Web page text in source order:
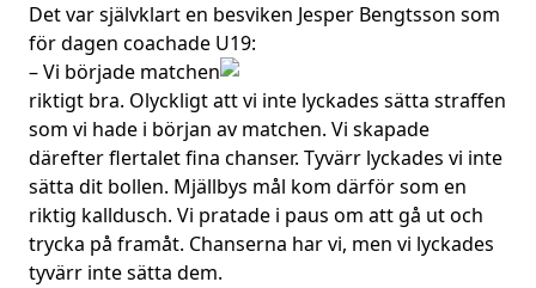
Det var självklart en besviken Jesper Bengtsson som
för dagen coachade U19:
– Vi började matchen
riktigt bra. Olyckligt att vi inte lyckades sätta straffen
som vi hade i början av matchen. Vi skapade
därefter flertalet fina chanser. Tyvärr lyckades vi inte
sätta dit bollen. Mjällbys mål kom därför som en
riktig kalldusch. Vi pratade i paus om att gå ut och
trycka på framåt. Chanserna har vi, men vi lyckades
tyvärr inte sätta dem.